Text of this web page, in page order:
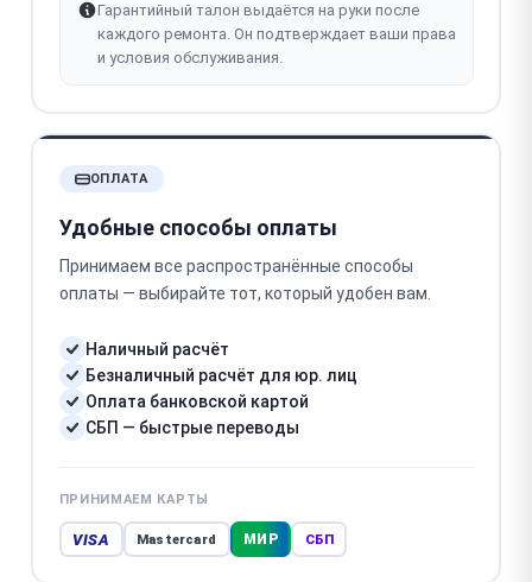
Гарантийный талон выдаётся на руки после
каждого ремонта. Он подтверждает ваши права
и условия обслуживания.
ОПЛАТА
Удобные способы оплаты
Принимаем все распространённые способы
оплаты — выбирайте тот, который удобен вам.
Наличный расчёт
Безналичный расчёт для юр. лиц
Оплата банковской картой
СБП — быстрые переводы
ПРИНИМАЕМ КАРТЫ
VISA Mastercard МИР СБП